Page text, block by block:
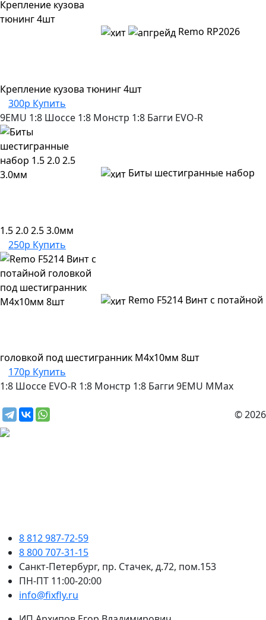
Remo RP2026
Крепление кузова тюнинг 4шт
300р Купить
9EMU 1:8 Шоссе 1:8 Монстр 1:8 Багги EVO-R
Биты шестигранные набор
1.5 2.0 2.5 3.0мм
250р Купить
Remo F5214 Винт с потайной
головкой под шестигранник М4х10мм 8шт
170р Купить
1:8 Шоссе EVO-R 1:8 Монстр 1:8 Багги 9EMU MMax
© 2026
8 812 987-72-59
8 800 707-31-15
Санкт-Петербург, пр. Стачек, д.72, пом.153
ПН-ПТ 11:00-20:00
info@fixfly.ru